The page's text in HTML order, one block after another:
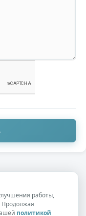
работы,
Продолжая
политикой